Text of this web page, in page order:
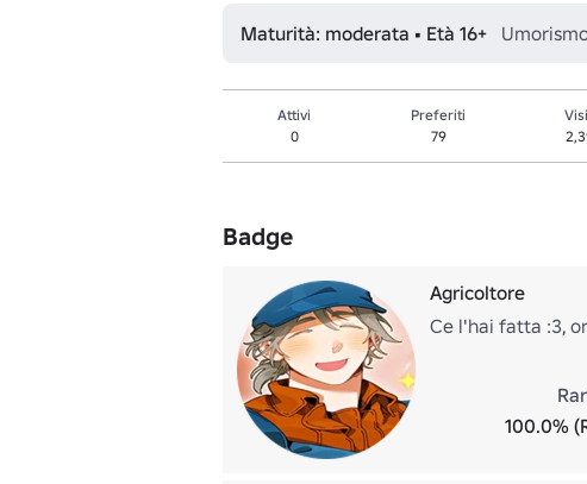
Maturità: moderata • Età 16+
Attivi
0
Preferiti
79
Badge
Agricoltore
Ce l'hai fatta :3,
100.0%